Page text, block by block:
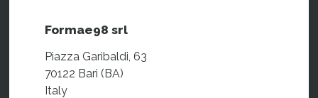
Formae98 srl
Piazza Garibaldi, 63
70122 Bari (BA)
Italy